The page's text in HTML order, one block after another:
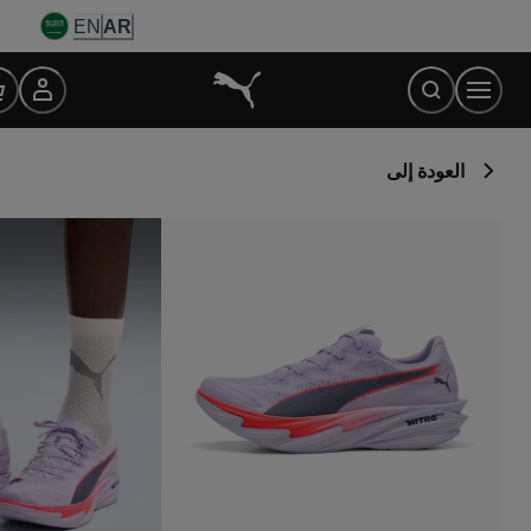
Content
AR
EN
العودة إلى